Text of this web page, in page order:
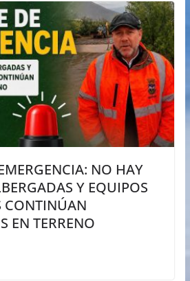
NO HAY
Y EQUIPOS
CONTINÚAN
EN TERRENO